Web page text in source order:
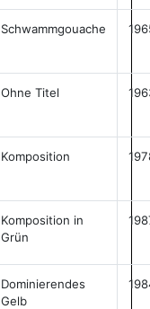
Schwammgouache
Ohne Titel
Komposition
Komposition in
Grün
Dominierendes
Gelb